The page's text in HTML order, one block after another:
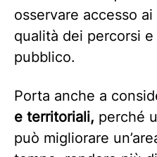
osservare accesso
qualità dei percorsi
pubblico.
Porta anche a
e territoriali, perché
può migliorare